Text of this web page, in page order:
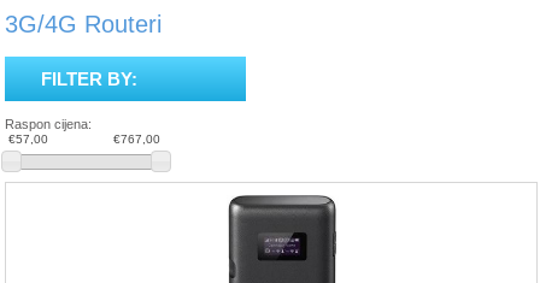
NOVOSTI
REFERENCE
O
NAMA
GAMING OPREMA
RAČUNALA
TABLETI
SMARTPHONE, MOBITELI
KOMPONENTE RAČUNALA
3G/4G Routeri
FILTER BY:
Raspon cijena:
€57,00 €767,00